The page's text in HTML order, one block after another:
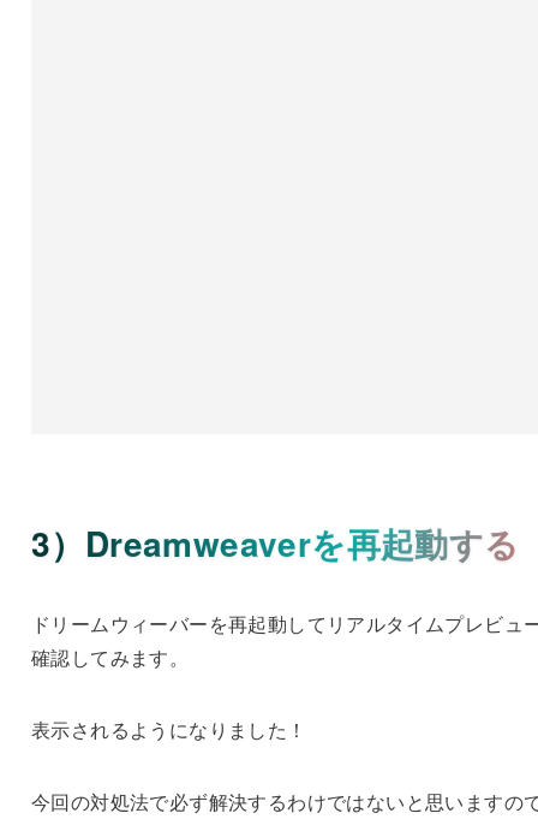
3）Dreamweaverを再起動する
ドリームウィーバーを再起動してリアルタイムプレビュ
確認してみます。
表示されるようになりました！
今回の対処法で必ず解決するわけではないと思いますの